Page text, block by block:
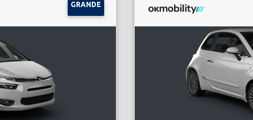
GRANDE